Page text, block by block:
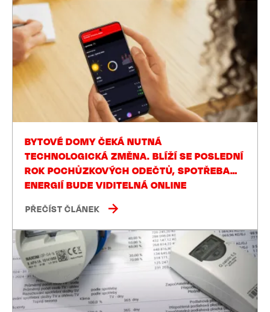
BYTOVÉ DOMY ČEKÁ NUTNÁ
TECHNOLOGICKÁ ZMĚNA. BLÍŽÍ SE POSLEDNÍ
ROK POCHŮZKOVÝCH ODEČTŮ, SPOTŘEBA
ENERGIÍ BUDE VIDITELNÁ ONLINE
PŘEČÍST ČLÁNEK